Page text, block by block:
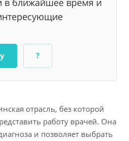
в ближайшее время и
?
отрасль, без которой
работу врачей. Она
и позволяет выбрать